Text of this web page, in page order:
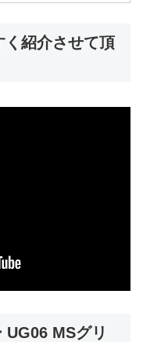
く紹介させて頂
MSグリ